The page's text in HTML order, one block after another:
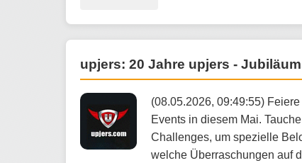
upjers: 20 Jahre upjers -
(08.05.2026, 09:49:55)
Events in diesem Mai.
Challenges, um spezielle
welche Überraschungen auf